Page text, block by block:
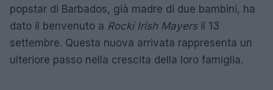
popstar di Barbados, già madre di due bambini, ha
dato il benvenuto a Rocki Irish Mayersil 13
settembre. Questa nuova arrivata rappresenta un
ulteriore passo nella crescita della loro famiglia.